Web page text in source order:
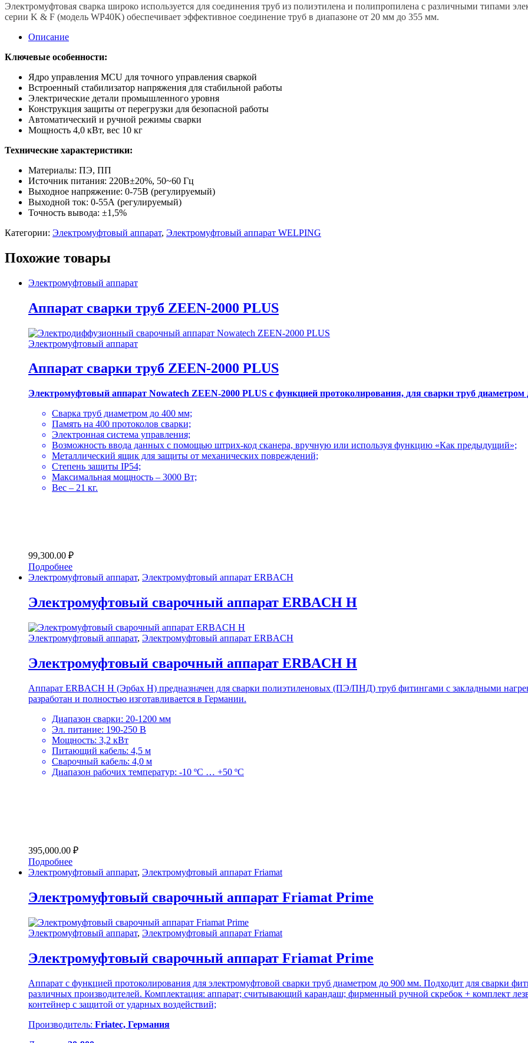
Электромуфтовая сварка широко используется для соединения труб из полиэтилена и полипропилена с различными типами
серии K & F (модель WP40K) обеспечивает эффективное соединение труб в диапазоне от 20 мм до 355 мм.
Описание
Ключевые особенности:
Ядро управления MCU для точного управления сваркой
Встроенный стабилизатор напряжения для стабильной работы
Электрические детали промышленного уровня
Конструкция защиты от перегрузки для безопасной работы
Автоматический и ручной режимы сварки
Мощность 4,0 кВт, вес 10 кг
Технические характеристики:
Материалы: ПЭ, ПП
Источник питания: 220В±20%, 50~60 Гц
Выходное напряжение: 0-75В (регулируемый)
Выходной ток: 0-55А (регулируемый)
Точность вывода: ±1,5%
Категории: Электромуфтовый аппарат, Электромуфтовый аппарат WELPING
Похожие товары
Электромуфтовый аппарат
Аппарат сварки труб ZEEN-2000 PLUS
Электромуфтовый аппарат
Аппарат сварки труб ZEEN-2000 PLUS
Электромуфтовый аппарат Nowatech ZEEN-2000 PLUS с функцией протоколирования, для сварки труб диаметром
Сварка труб диаметром до 400 мм;
Память на 400 протоколов сварки;
Электронная система управления;
Возможность ввода данных с помощью штрих-код сканера, вручную или используя функцию «Как предыдущий»;
Металлический ящик для защиты от механических повреждений;
Степень защиты IP54;
Максимальная мощность – 3000 Вт;
Вес – 21 кг.
99,300.00 ₽
Подробнее
Электромуфтовый аппарат, Электромуфтовый аппарат ERBACH
Электромуфтовый сварочный аппарат ERBACH H
Электромуфтовый аппарат, Электромуфтовый аппарат ERBACH
Электромуфтовый сварочный аппарат ERBACH H
Аппарат ERBACH H (Эрбах H) предназначен для сварки полиэтиленовых (ПЭ/ПНД) труб фитингами с закладными
разработан и полностью изготавливается в Германии.
Диапазон сварки: 20-1200 мм
Эл. питание: 190-250 В
Мощность: 3,2 кВт
Питающий кабель: 4,5 м
Сварочный кабель: 4,0 м
Диапазон рабочих температур: -10 ºС … +50 ºС
395,000.00 ₽
Подробнее
Электромуфтовый аппарат, Электромуфтовый аппарат Friamat
Электромуфтовый сварочный аппарат Friamat Prime
Электромуфтовый аппарат, Электромуфтовый аппарат Friamat
Электромуфтовый сварочный аппарат Friamat Prime
Аппарат с функцией протоколирования для электромуфтовой сварки труб диаметром до 900 мм. Подходит для сварки
различных производителей. Комплектация: аппарат; считывающий карандаш; фирменный ручной скребок + комплект
контейнер с защитой от ударных воздействий;
Производитель: Friatec, Германия